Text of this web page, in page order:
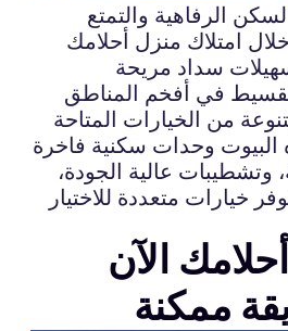
الرفاهية والتمتع
خلال امتلاك منزل أحلامك
سداد مريحة
في أفخم المناطق
من الخيارات المتاحة
البيوت وحدات سكنية فاخرة
عالية الجودة،
خيارات متعددة للاختيار
الآن
ممكنة